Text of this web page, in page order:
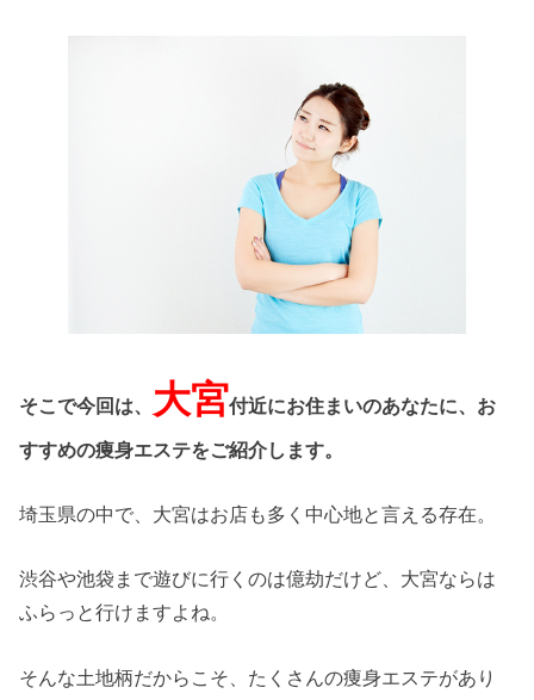
そこで今回は、 大宮付近にお住まいのあなたに、お
すすめの痩身エステをご紹介します。
埼玉県の中で、大宮はお店も多く中心地と言える存在。
渋谷や池袋まで遊びに行くのは億劫だけど、大宮ならは
ふらっと行けますよね。
そんな土地柄だからこそ、たくさんの痩身エステがあり